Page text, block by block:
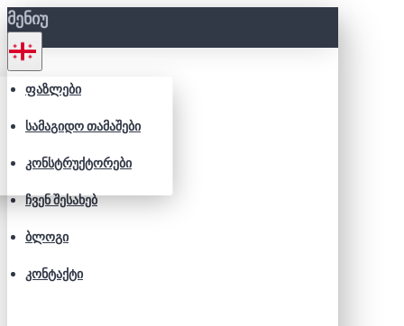
ᲛᲔᲜᲘᲣ
ᲤᲐᲖᲚᲔᲑᲘ
ᲡᲐᲛᲐᲒᲘᲓᲝ ᲗᲐᲛᲐᲨᲔᲑᲘ
ᲙᲝᲜᲡᲢᲠᲣᲥᲢᲝᲠᲔᲑᲘ
ᲩᲕᲔᲜ ᲨᲔᲡᲐᲮᲔᲑ
ᲑᲚᲝᲒᲘ
ᲙᲝᲜᲢᲐᲥᲢᲘ